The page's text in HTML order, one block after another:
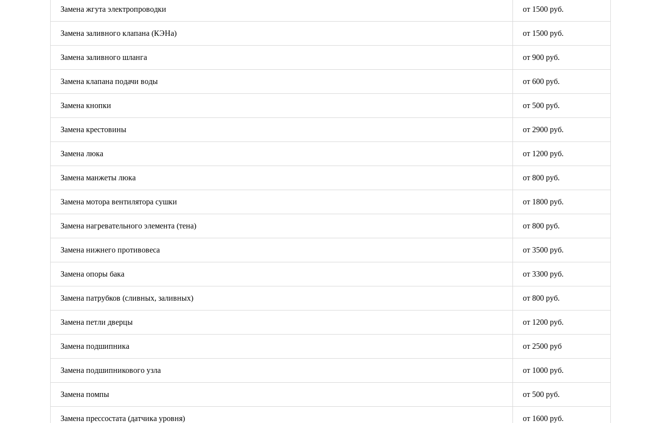
Замена жгута электропроводки от 1500 руб.
Замена заливного клапана (КЭНа) от 1500 руб.
Замена заливного шланга от 900 руб.
Замена клапана подачи воды от 600 руб.
Замена кнопки от 500 руб.
Замена крестовины от 2900 руб.
Замена люка от 1200 руб.
Замена манжеты люка от 800 руб.
Замена мотора вентилятора сушки от 1800 руб.
Замена нагревательного элемента (тена) от 800 руб.
Замена нижнего противовеса от 3500 руб.
Замена опоры бака от 3300 руб.
Замена патрубков (сливных, заливных) от 800 руб.
Замена петли дверцы от 1200 руб.
Замена подшипника от 2500 руб
Замена подшипникового узла от 1000 руб.
Замена помпы от 500 руб.
Замена прессостата (датчика уровня) от 1600 руб.